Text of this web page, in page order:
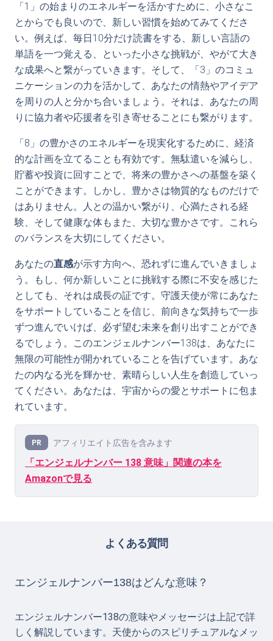
「1」の始まりのエネルギーを活かすために、小さなこ
とからでも良いので、新しい習慣を始めてみてくださ
い。例えば、毎日10分だけ読書をする、新しい言語の
単語を一つ覚える、といった小さな挑戦が、やがて大き
な成果へと繋がっていきます。そして、「3」のコミュ
ニケーションの力を活かして、あなたの情熱やアイデア
を周りの人と分かち合いましょう。それは、あなたの周
りに協力者や応援者を引き寄せることにも繋がります。
「8」の豊かさのエネルギーを現実化するために、経済
的な計画を立てることも有効です。無駄遣いを減らし、
貯蓄や投資に回すことで、将来の豊かさへの基盤を築く
ことができます。しかし、豊かさは物質的なものだけで
はありません。人との温かい繋がり、心満たされる経
験、そして健康な体もまた、大切な豊かさです。これら
のバランスを大切にしてください。
あなたの直感が示す方向へ、恐れずに進んでいきましょ
う。もし、何か新しいことに挑戦する際に不安を感じた
としても、それは成長の証です。守護天使が常にあなた
をサポートしていることを信じ、前向きな気持ちで一歩
ずつ進んでいけば、必ず望む未来を創り出すことができ
るでしょう。このエンジェルナンバー138は、あなたに
無限の可能性が開かれていることを告げています。あな
たの内なる光を輝かせ、素晴らしい人生を創造していっ
てください。あなたは、宇宙からの愛とサポートに包ま
れています。
PR アフィリエイト広告を含みます
「エンジェルナンバー 138 意味」関連の本を
Amazonで見る
よくある質問
エンジェルナンバー138はどんな意味？
エンジェルナンバー138の意味やメッセージは上記で詳
しく解説しています。天使からのスピリチュアルなメッ